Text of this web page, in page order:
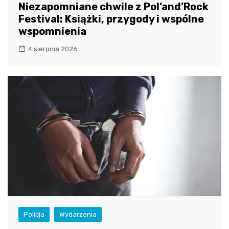
Niezapomniane chwile z Pol’and’Rock
Festival: Książki, przygody i wspólne
wspomnienia
4 sierpnia 2026
Policja Wydarzenia